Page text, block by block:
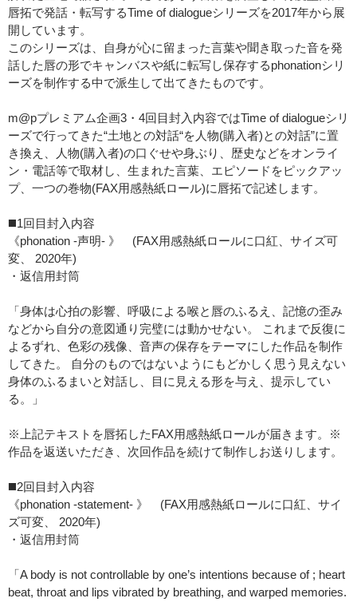
唇拓で発話・転写するTime of dialogueシリーズを2017年から展
開しています。
このシリーズは、自身が心に留まった言葉や聞き取った音を発
話した唇の形でキャンバスや紙に転写し保存するphonationシリ
ーズを制作する中で派生して出てきたものです。
m@pプレミアム企画3・4回目封入内容ではTime of dialogueシリ
ーズで行ってきた“土地との対話“を人物(購入者)との対話”に置
き換え、人物(購入者)の口ぐせや身ぶり、歴史などをオンライ
ン・電話等で取材し、生まれた言葉、エピソードをピックアッ
プ、一つの巻物(FAX用感熱紙ロール)に唇拓で記述します。
◼️1回目封入内容
《phonation -声明- 》 (FAX用感熱紙ロールに口紅、サイズ可
変、 2020年)
・返信用封筒
「身体は心拍の影響、呼吸による喉と唇のふるえ、記憶の歪み
などから自分の意図通り完璧には動かせない。 これまで反復に
よるずれ、色彩の残像、音声の保存をテーマにした作品を制作
してきた。 自分のものではないようにもどかしく思う見えない
身体のふるまいと対話し、目に見える形を与え、提示してい
る。」
※上記テキストを唇拓したFAX用感熱紙ロールが届きます。※
作品を返送いただき、次回作品を続けて制作しお送りします。
◼️2回目封入内容
《phonation -statement- 》 (FAX用感熱紙ロールに口紅、サイ
ズ可変、 2020年)
・返信用封筒
「A body is not controllable by one’s intentions because of ; heart
beat, throat and lips vibrated by breathing, and warped memories.